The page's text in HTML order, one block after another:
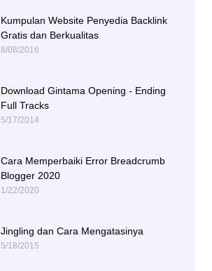
Kumpulan Website Penyedia Backlink
Gratis dan Berkualitas
8/08/2016
Download Gintama Opening - Ending
Full Tracks
5/17/2014
Cara Memperbaiki Error Breadcrumb
Blogger 2020
1/22/2020
Jingling dan Cara Mengatasinya
5/18/2015